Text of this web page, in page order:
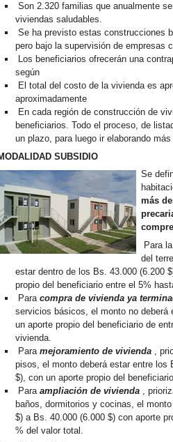
Son 2.320 familias que anualmente
viviendas saludables.
Se ha previsto estas construcciones
pero bajo la supervisión de empresas
Los beneficiarios ofrecerán una
según
El total del costo de la vivienda es
aproximadamente
En cada región de construcción de
beneficiarios. Todo el proceso, de
un plazo, para luego ir elaborando
SUBSIDIO
Se
más
Para
del
estar dentro de los Bs. 43.000 (6.200
propio del beneficiario entre el 5%
Paracompra de vivienda ya
servicios básicos, el monto no deberá
un aporte propio del beneficiario de
vivienda.
Paramejoramiento de vivienda
,
pisos, el monto deberá estar entre los
$), con un aporte propio del
Paraampliación de vivienda
,
baños, dormitorios y cocinas, el
$) a Bs. 40.000 (6.000 $) con aporte
% del valor total.